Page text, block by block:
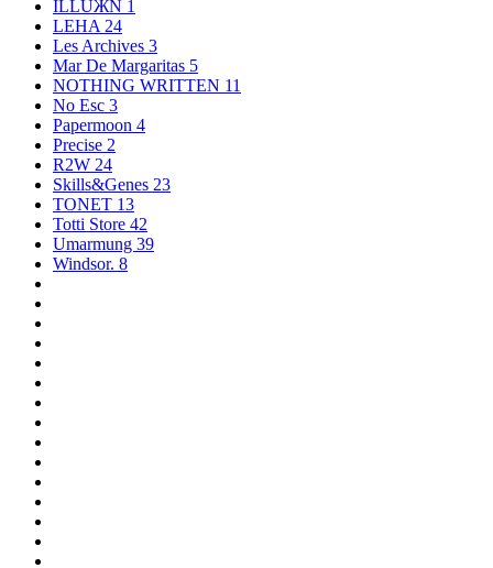
ILLUЖN 1
LEHA 24
Les Archives 3
Mar De Margaritas 5
NOTHING WRITTEN 11
No Esc 3
Papermoon 4
Precise 2
R2W 24
Skills&Genes 23
TONET 13
Totti Store 42
Umarmung 39
Windsor. 8